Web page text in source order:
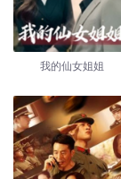
我的仙女姐姐